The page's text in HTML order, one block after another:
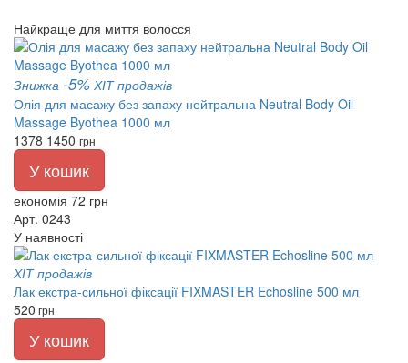
Найкраще для миття волосся
Знижка -5% ХІТ продажів
Олія для масажу без запаху нейтральна Neutral Body Oil
Massage Byothea 1000 мл
1378 1450 грн
У кошик
економія 72 грн
Арт. 0243
У наявності
ХІТ продажів
Лак екстра-сильної фіксації FIXMASTER Echosline 500 мл
520 грн
У кошик